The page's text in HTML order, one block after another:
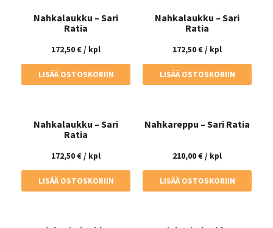
Nahkalaukku – Sari
Ratia
172,50€ / kpl
LISÄÄ OSTOSKORIIN
Nahkalaukku – Sari
Ratia
172,50€ / kpl
LISÄÄ OSTOSKORIIN
Nahkalaukku – Sari
Ratia
172,50€ / kpl
LISÄÄ OSTOSKORIIN
Nahkareppu – Sari Ratia
210,00€ / kpl
LISÄÄ OSTOSKORIIN